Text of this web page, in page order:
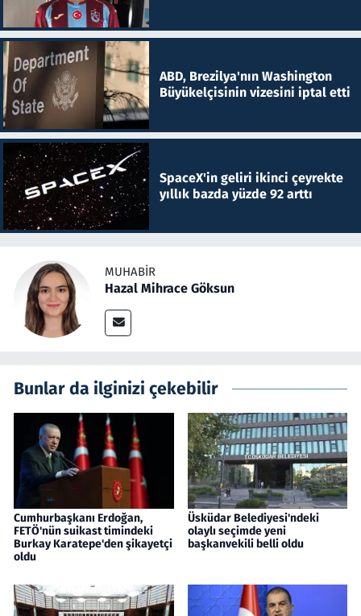
ABD, Brezilya'nın Washington
Büyükelçisinin vizesini iptal etti
SpaceX'in geliri ikinci çeyrekte
yıllık bazda yüzde 92 arttı
MUHABIR
Hazal Mihrace Göksun
Bunlar da ilginizi çekebilir
Cumhurbaşkanı Erdoğan,
FETÖ'nün suikast timindeki
Burkay Karatepe'den şikayetçi
oldu
Üsküdar Belediyesi'ndeki
olaylı seçimde yeni
başkanvekili belli oldu